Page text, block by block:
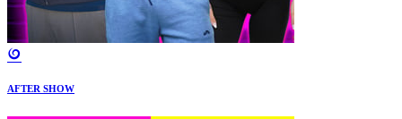
AFTER SHOW